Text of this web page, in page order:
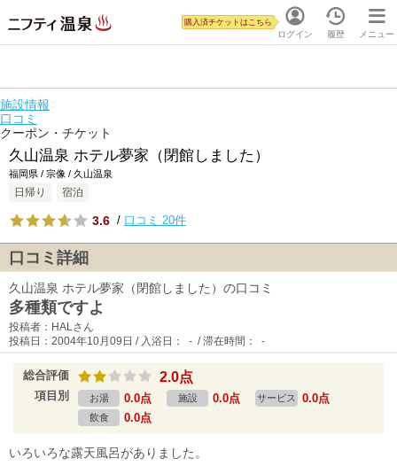
ログイン
購入済チケットはこちら
履歴 メニュー
施設情報
口コミ
クーポン・チケット
久山温泉 ホテル夢家（閉館しました）
福岡県 / 宗像 / 久山温泉
日帰り 宿泊
3.6 / 口コミ 20件
口コミ詳細
久山温泉 ホテル夢家（閉館しました）の口コミ
多種類ですよ
投稿者：HALさん
投稿日：2004年10月09日 / 入浴日： - / 滞在時間： -
総合評価 2.0点
項目別 お湯 0.0点 施設 0.0点 サービス 0.0点
飲食 0.0点
いろいろな露天風呂がありました。